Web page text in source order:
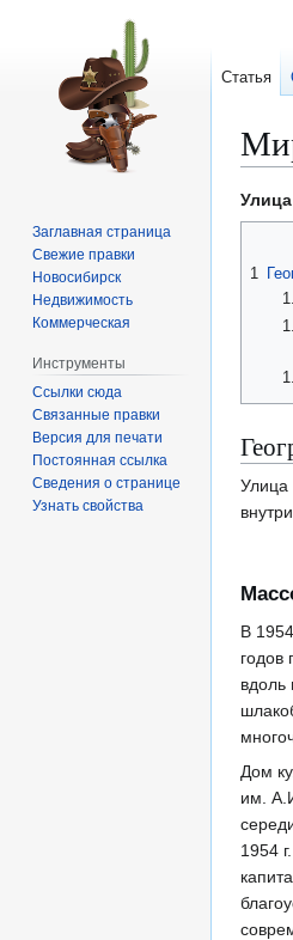
к
к
1
Улица
В
годов
вдоль
Дом
им.
1954
Статья
Заглавная страница
Свежие правки
Новосибирск
Недвижимость
Коммерческая
Инструменты
Ссылки сюда
Связанные правки
Версия для печати
Постоянная ссылка
Сведения о странице
Узнать свойства